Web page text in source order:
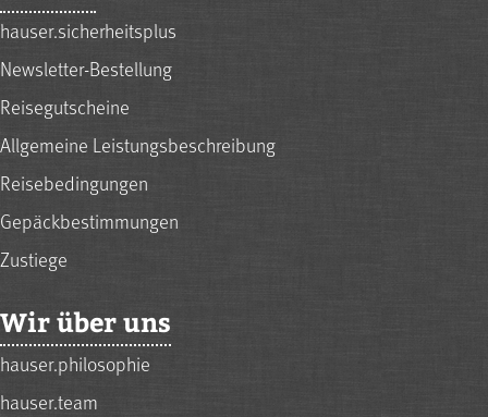
hauser.sicherheitsplus
Newsletter-Bestellung
Reisegutscheine
Allgemeine Leistungsbeschreibung
Reisebedingungen
Gepäckbestimmungen
Zustiege
Wir über uns
hauser.philosophie
hauser.team